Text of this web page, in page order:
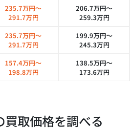
235.7万円～
291.7万円
206.7万円～
259.3万円
235.7万円～
291.7万円
199.9万円～
245.3万円
157.4万円～
198.8万円
138.5万円～
173.6万円
買取価格を調べる